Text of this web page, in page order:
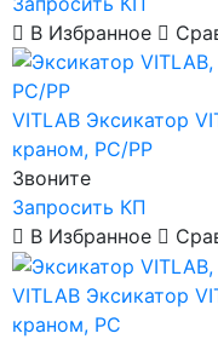
В Избранное
VITLAB Эксикатор
краном, PC/PP
Звоните
Запросить КП
В Избранное
VITLAB Эксикатор
краном, PC